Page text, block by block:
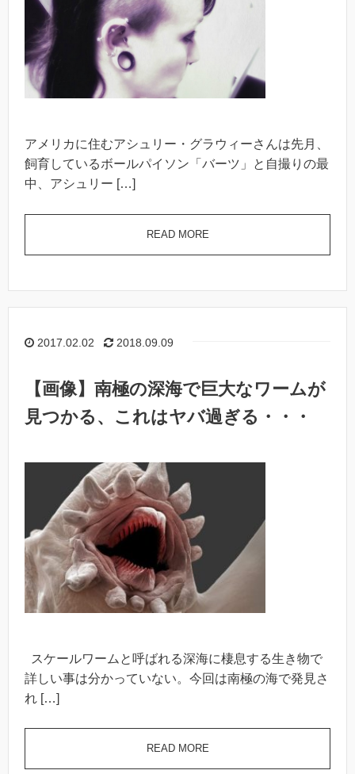
アメリカに住むアシュリー・グラウィーさんは先月、
飼育しているボールパイソン「バーツ」と自撮りの最
中、アシュリー […]
READ MORE
2017.02.02 2018.09.09
【画像】南極の深海で巨大なワームが
見つかる、これはヤバ過ぎる・・・
スケールワームと呼ばれる深海に棲息する生き物で
詳しい事は分かっていない。今回は南極の海で発見さ
れ […]
READ MORE